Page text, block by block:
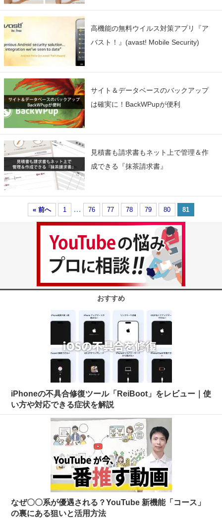
高機能の無料ウイルス対策アプリ『ア
バスト！』(avast! Mobile Security)
サイト＆データベースのバックアップ
は確実に！BackWPupが便利
見積書も請求書もネット上で管理＆作
成できる『抹茶請求書』
« 前へ 1 … 76 77 78 79 80 81
おすすめ
iPhoneの不具合修復ツール「ReiBoot」をレビュー｜使
い方や対応できる症状を解説
なぜ〇〇系が優遇される？YouTube 新機能「コース」
の裏にある狙いと活用方法